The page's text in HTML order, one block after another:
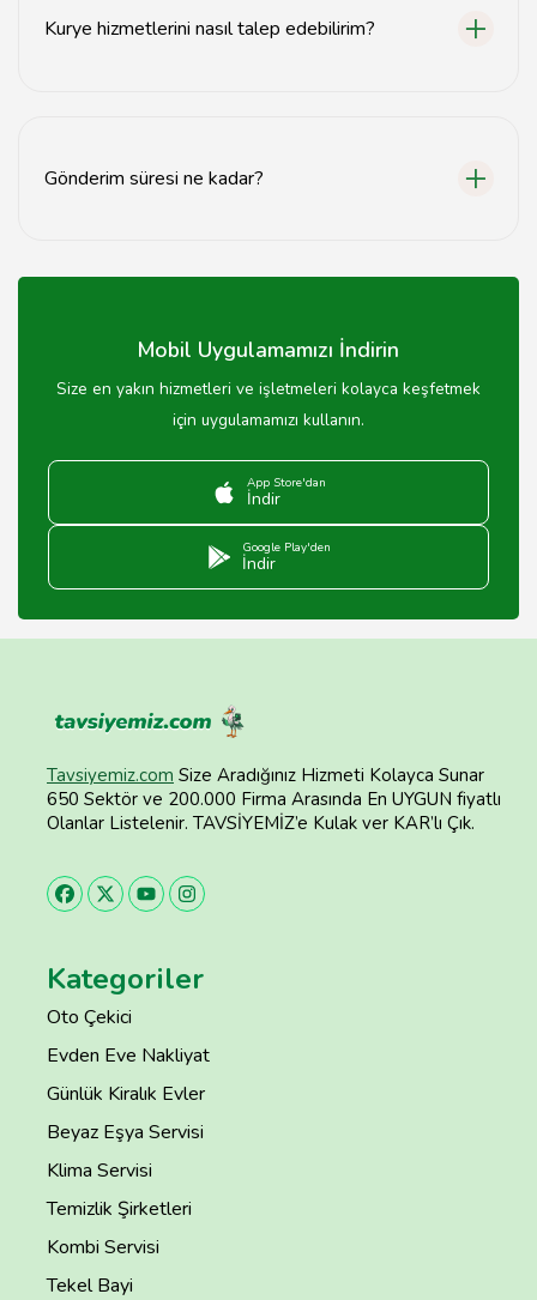
Kurye hizmetlerini nasıl talep edebilirim?
Gönderim süresi ne kadar?
genellikle 1-3 saat arasında değişmektedir.
Mobil Uygulamamızı İndirin
Size en yakın hizmetleri ve işletmeleri kolayca keşfetmek
için uygulamamızı kullanın.
App Store'dan
İndir
Google Play'den
İndir
Tavsiyemiz.com Size Aradığınız Hizmeti Kolayca Sunar
650 Sektör ve 200.000 Firma Arasında En UYGUN fiyatlı
Olanlar Listelenir. TAVSİYEMİZ’e Kulak ver KAR’lı Çık.
Kategoriler
Oto Çekici
Evden Eve Nakliyat
Günlük Kiralık Evler
Beyaz Eşya Servisi
Klima Servisi
Temizlik Şirketleri
Kombi Servisi
Tekel Bayi